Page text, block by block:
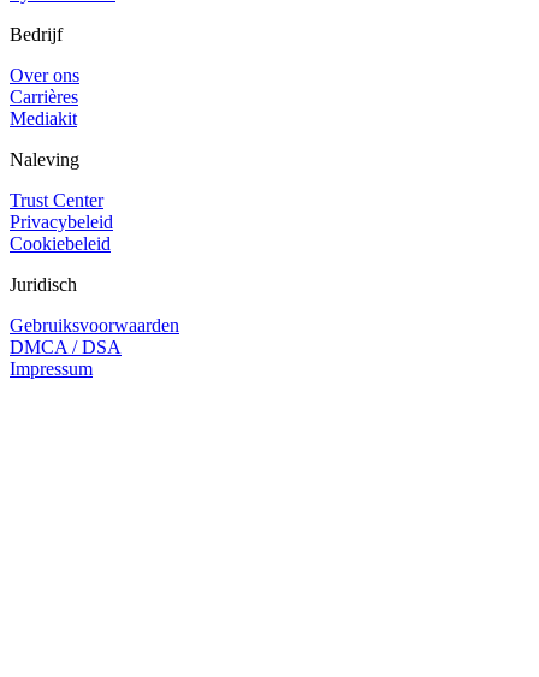
Bedrijf
Over ons
Carrières
Mediakit
Naleving
Trust Center
Privacybeleid
Cookiebeleid
Juridisch
Gebruiksvoorwaarden
DMCA / DSA
Impressum